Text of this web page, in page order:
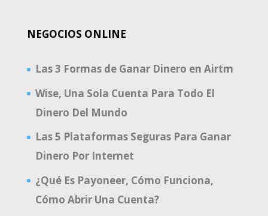
NEGOCIOS ONLINE
Las 3 Formas de Ganar Dinero en Airtm
Wise, Una Sola Cuenta Para Todo El
Dinero Del Mundo
Las 5 Plataformas Seguras Para Ganar
Dinero Por Internet
¿Qué Es Payoneer, Cómo Funciona,
Cómo Abrir Una Cuenta?